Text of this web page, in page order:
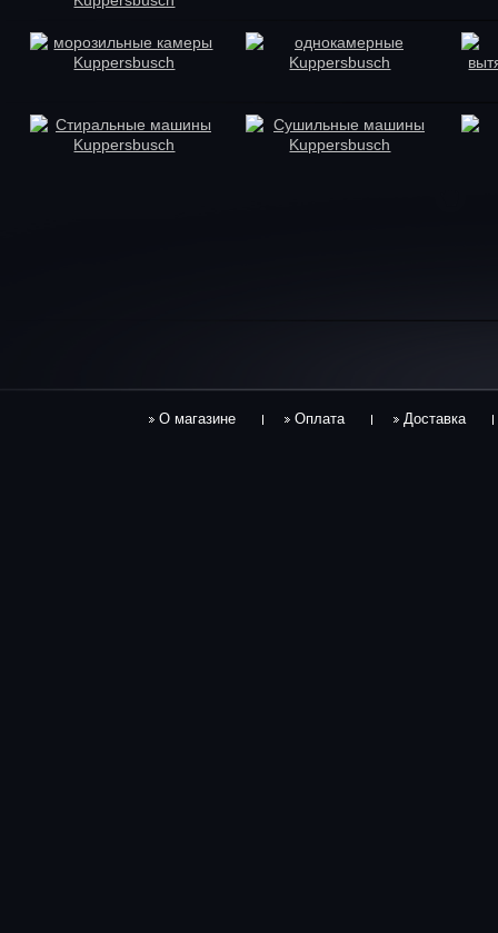
морозильные камеры
Kuppersbusch
однокамерные
Kuppersbusch
Стиральные машины
Kuppersbusch
Сушильные машины
Kuppersbusch
О магазине Оплата Доставка